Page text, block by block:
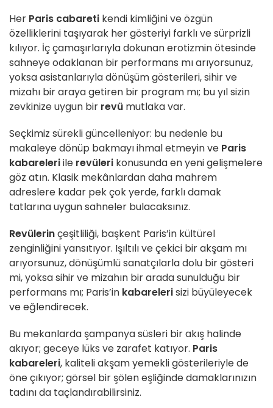
Her Paris cabareti kendi kimliğini ve özgün
özelliklerini taşıyarak her gösteriyi farklı ve sürprizli
kılıyor. İç çamaşırlarıyla dokunan erotizmin ötesinde
sahneye odaklanan bir performans mı arıyorsunuz,
yoksa asistanlarıyla dönüşüm gösterileri, sihir ve
mizahı bir araya getiren bir program mı; bu yıl sizin
zevkinize uygun bir revü mutlaka var.
Seçkimiz sürekli güncelleniyor: bu nedenle bu
makaleye dönüp bakmayı ihmal etmeyin ve Paris
kabareleriile revüleri konusunda en yeni gelişmelere
göz atın. Klasik mekânlardan daha mahrem
adreslere kadar pek çok yerde, farklı damak
tatlarına uygun sahneler bulacaksınız.
Revülerinçeşitliliği, başkent Paris’in kültürel
zenginliğini yansıtıyor. Işıltılı ve çekici bir akşam mı
arıyorsunuz, dönüşümlü sanatçılarla dolu bir gösteri
mi, yoksa sihir ve mizahın bir arada sunulduğu bir
performans mı; Paris’in kabarelerisizi büyüleyecek
ve eğlendirecek.
Bu mekanlarda şampanya süsleri bir akış halinde
akıyor; geceye lüks ve zarafet katıyor. Paris
kabareleri, kaliteli akşam yemekli gösterileriyle de
öne çıkıyor; görsel bir şölen eşliğinde damaklarınızın
tadını da taçlandırabilirsiniz.